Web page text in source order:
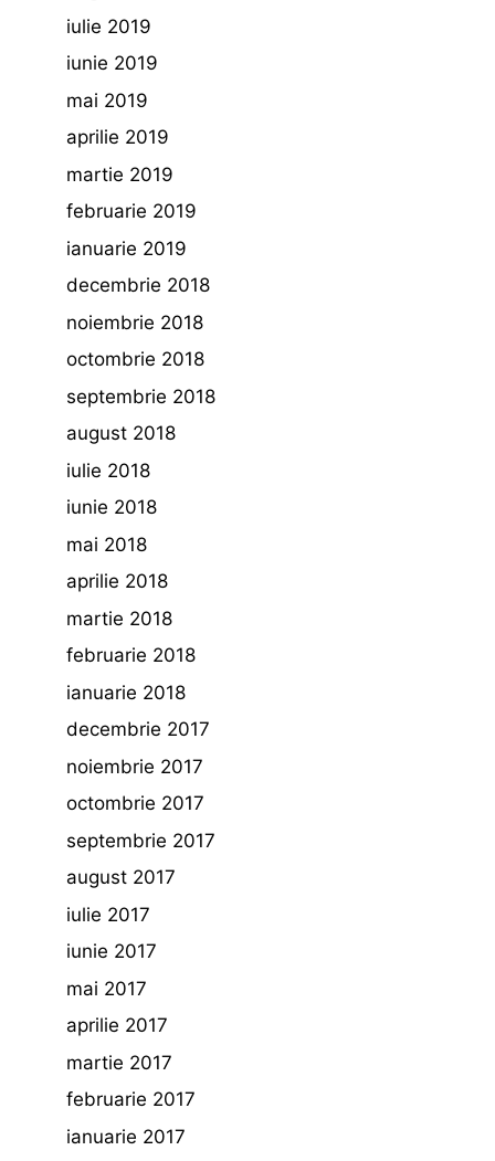
iulie 2019
iunie 2019
mai 2019
aprilie 2019
martie 2019
februarie 2019
ianuarie 2019
decembrie 2018
noiembrie 2018
octombrie 2018
septembrie 2018
august 2018
iulie 2018
iunie 2018
mai 2018
aprilie 2018
martie 2018
februarie 2018
ianuarie 2018
decembrie 2017
noiembrie 2017
octombrie 2017
septembrie 2017
august 2017
iulie 2017
iunie 2017
mai 2017
aprilie 2017
martie 2017
februarie 2017
ianuarie 2017